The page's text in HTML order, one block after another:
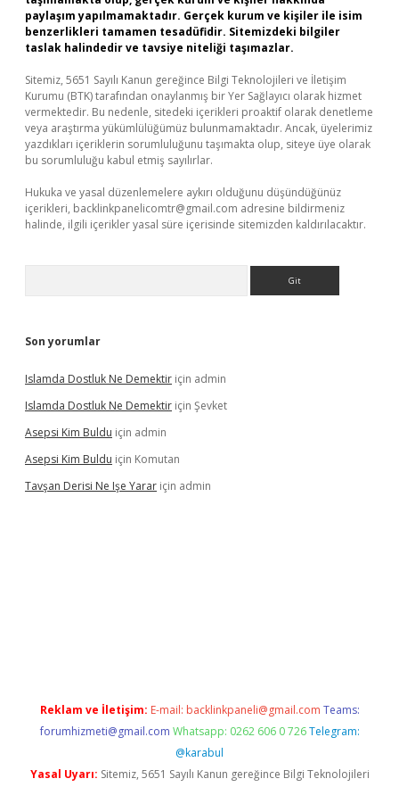
paylaşım yapılmamaktadır. Gerçek kurum ve kişiler ile isim
benzerlikleri tamamen tesadüfidir. Sitemizdeki bilgiler
taslak halindedir ve tavsiye niteliği taşımazlar.
Sitemiz, 5651 Sayılı Kanun gereğince Bilgi Teknolojileri ve İletişim
Kurumu (BTK) tarafından onaylanmış bir Yer Sağlayıcı olarak hizmet
vermektedir. Bu nedenle, sitedeki içerikleri proaktif olarak denetleme
veya araştırma yükümlülüğümüz bulunmamaktadır. Ancak, üyelerimiz
yazdıkları içeriklerin sorumluluğunu taşımakta olup, siteye üye olarak
bu sorumluluğu kabul etmiş sayılırlar.
Hukuka ve yasal düzenlemelere aykırı olduğunu düşündüğünüz
içerikleri, backlinkpanelicomtr@gmail.com adresine bildirmeniz
halinde, ilgili içerikler yasal süre içerisinde sitemizden kaldırılacaktır.
Son yorumlar
Islamda Dostluk Ne Demektir için admin
Islamda Dostluk Ne Demektir için Şevket
Asepsi Kim Buldu için admin
Asepsi Kim Buldu için Komutan
Tavşan Derisi Ne Işe Yarar için admin
Reklam ve İletişim: E-mail: backlinkpaneli@gmail.com Teams:
forumhizmeti@gmail.com Whatsapp: 0262 606 0 726 Telegram:
@karabul
Yasal Uyarı: Sitemiz, 5651 Sayılı Kanun gereğince Bilgi Teknolojileri